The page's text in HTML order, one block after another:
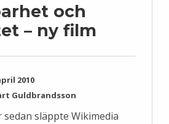
och
– ny film
2010
Guldbrandsson
släppte Wikimedia